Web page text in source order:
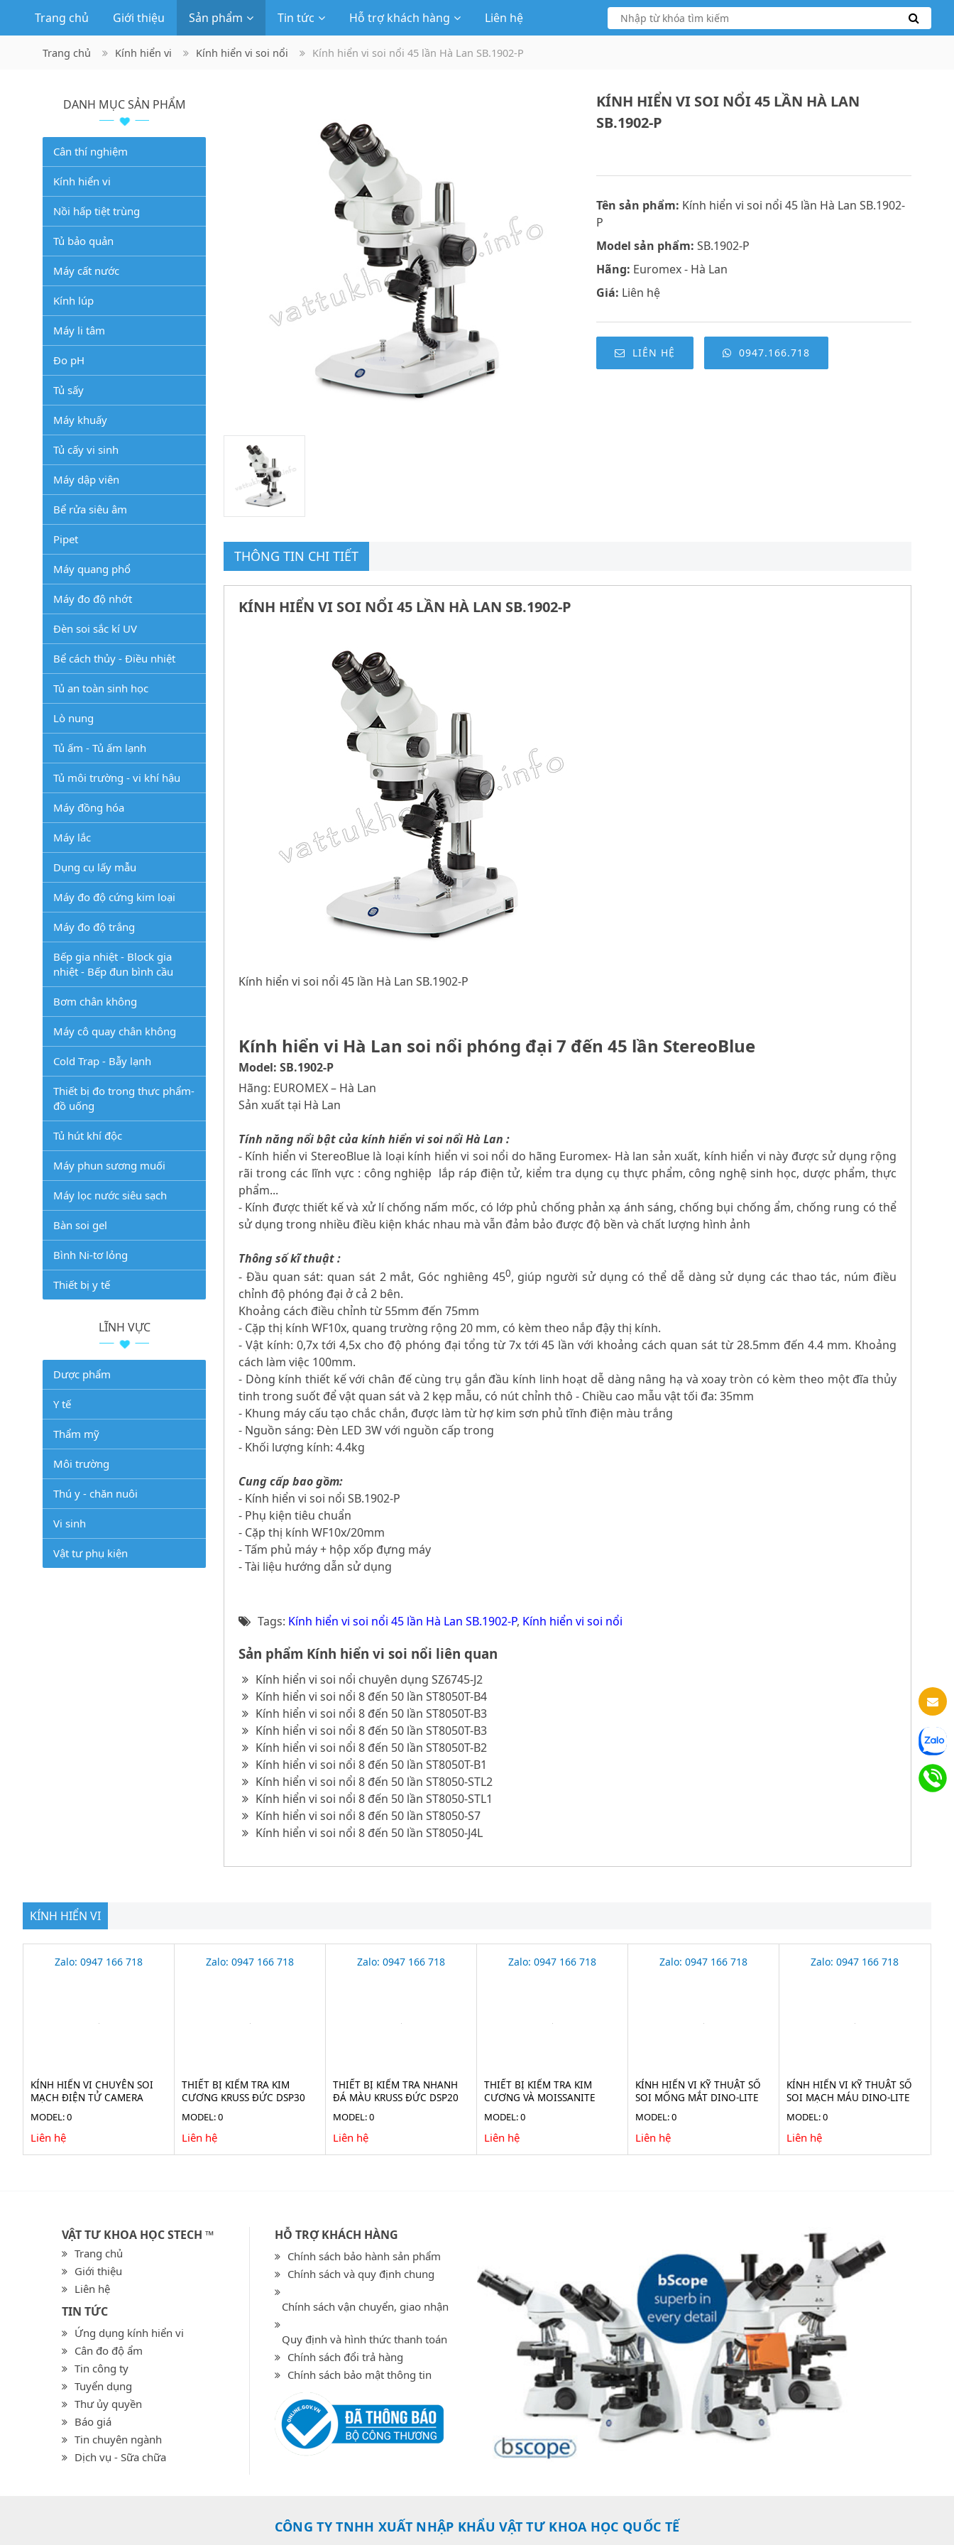
Trang chủ Giới thiệu Sản phẩm Tin tức Hỗ trợ khách hàng Liên hệ
Trang chủ Kính hiển vi Kính hiển vi soi nổi Kính hiển vi soi nổi 45 lần Hà Lan SB.1902-P
KÍNH HIỂN VI SOI NỔI 45 LẦN HÀ LAN
SB.1902-P
Tên sản phẩm: Kính hiển vi soi nổi 45 lần Hà Lan SB.1902-
P
Model sản phẩm: SB.1902-P
Hãng: Euromex - Hà Lan
Giá: Liên hệ
LIÊN HỆ 0947.166.718
THÔNG TIN CHI TIẾT
KÍNH HIỂN VI SOI NỔI 45 LẦN HÀ LAN SB.1902-P
Kính hiển vi soi nổi 45 lần Hà Lan SB.1902-P
Kính hiển vi Hà Lan soi nổi phóng đại 7 đến 45 lần StereoBlue
Model: SB.1902-P
Hãng: EUROMEX – Hà Lan
Sản xuất tại Hà Lan
Tính năng nổi bật của kính hiển vi soi nổi Hà Lan :
- Kính hiển vi StereoBlue là loại kính hiển vi soi nổi do hãng Euromex- Hà lan sản xuất, kính hiển vi này được sử dụng rộng
rãi trong các lĩnh vực : công nghiệp lắp ráp điện tử, kiểm tra dụng cụ thực phẩm, công nghệ sinh học, dược phẩm, thực
phẩm...
- Kính được thiết kế và xử lí chống nấm mốc, có lớp phủ chống phản xạ ánh sáng, chống bụi chống ẩm, chống rung có thể
sử dụng trong nhiều điều kiện khác nhau mà vẫn đảm bảo được độ bền và chất lượng hình ảnh
Thông số kĩ thuật :
- Đầu quan sát: quan sát 2 mắt, Góc nghiêng 450, giúp người sử dụng có thể dễ dàng sử dụng các thao tác, núm điều
chỉnh độ phóng đại ở cả 2 bên.
Khoảng cách điều chỉnh từ 55mm đến 75mm
- Cặp thị kính WF10x, quang trường rộng 20 mm, có kèm theo nắp đậy thị kính.
- Vật kính: 0,7x tới 4,5x cho độ phóng đại tổng từ 7x tới 45 lần với khoảng cách quan sát từ 28.5mm đến 4.4 mm. Khoảng
cách làm việc 100mm.
- Dòng kính thiết kế với chân đế cùng trụ gắn đầu kính linh hoạt dễ dàng nâng hạ và xoay tròn có kèm theo một đĩa thủy
tinh trong suốt để vật quan sát và 2 kẹp mẫu, có nút chỉnh thô - Chiều cao mẫu vật tối đa: 35mm
- Khung máy cấu tạo chắc chắn, được làm từ hợ kim sơn phủ tĩnh điện màu trắng
- Nguồn sáng: Đèn LED 3W với nguồn cấp trong
- Khối lượng kính: 4.4kg
Cung cấp bao gồm:
- Kính hiển vi soi nổi SB.1902-P
- Phụ kiện tiêu chuẩn
- Cặp thị kính WF10x/20mm
- Tấm phủ máy + hộp xốp đựng máy
- Tài liệu hướng dẫn sử dụng
Tags: Kính hiển vi soi nổi 45 lần Hà Lan SB.1902-P, Kính hiển vi soi nổi
Sản phẩm Kính hiển vi soi nổi liên quan
Kính hiển vi soi nổi chuyên dụng SZ6745-J2
Kính hiển vi soi nổi 8 đến 50 lần ST8050T-B4
Kính hiển vi soi nổi 8 đến 50 lần ST8050T-B3
Kính hiển vi soi nổi 8 đến 50 lần ST8050T-B3
Kính hiển vi soi nổi 8 đến 50 lần ST8050T-B2
Kính hiển vi soi nổi 8 đến 50 lần ST8050T-B1
Kính hiển vi soi nổi 8 đến 50 lần ST8050-STL2
Kính hiển vi soi nổi 8 đến 50 lần ST8050-STL1
Kính hiển vi soi nổi 8 đến 50 lần ST8050-S7
Kính hiển vi soi nổi 8 đến 50 lần ST8050-J4L
DANH MỤC SẢN PHẨM
Cân thí nghiệm
Kính hiển vi
Nồi hấp tiệt trùng
Tủ bảo quản
Máy cất nước
Kính lúp
Máy li tâm
Đo pH
Tủ sấy
Máy khuấy
Tủ cấy vi sinh
Máy dập viên
Bể rửa siêu âm
Pipet
Máy quang phổ
Máy đo độ nhớt
Đèn soi sắc kí UV
Bể cách thủy - Điều nhiệt
Tủ an toàn sinh học
Lò nung
Tủ ấm - Tủ ấm lạnh
Tủ môi trường - vi khí hậu
Máy đồng hóa
Máy lắc
Dụng cụ lấy mẫu
Máy đo độ cứng kim loại
Máy đo độ trắng
Bếp gia nhiệt - Block gia
nhiệt - Bếp đun bình cầu
Bơm chân không
Máy cô quay chân không
Cold Trap - Bẫy lạnh
Thiết bị đo trong thực phẩm-
đồ uống
Tủ hút khí độc
Máy phun sương muối
Máy lọc nước siêu sạch
Bàn soi gel
Bình Ni-tơ lỏng
Thiết bị y tế
LĨNH VỰC
Dược phẩm
Y tế
Thẩm mỹ
Môi trường
Thú y - chăn nuôi
Vi sinh
Vật tư phụ kiện
KÍNH HIỂN VI
Zalo: 0947 166 718
KÍNH HIỂN VI CHUYÊN SOI
MẠCH ĐIỆN TỬ CAMERA
MODEL: 0
Liên hệ
Zalo: 0947 166 718
THIẾT BỊ KIỂM TRA KIM
CƯƠNG KRUSS ĐỨC DSP30
MODEL: 0
Liên hệ
Zalo: 0947 166 718
THIẾT BỊ KIỂM TRA NHANH
ĐÁ MÀU KRUSS ĐỨC DSP20
MODEL: 0
Liên hệ
Zalo: 0947 166 718
THIẾT BỊ KIỂM TRA KIM
CƯƠNG VÀ MOISSANITE
MODEL: 0
Liên hệ
Zalo: 0947 166 718
KÍNH HIỂN VI KỸ THUẬT SỐ
SOI MỐNG MẮT DINO-LITE
MODEL: 0
Liên hệ
Zalo: 0947 166 718
KÍNH HIỂN VI KỸ THUẬT SỐ
SOI MẠCH MÁU DINO-LITE
MODEL: 0
Liên hệ
VẬT TƯ KHOA HỌC STECH ™
Trang chủ
Giới thiệu
Liên hệ
TIN TỨC
Ứng dụng kính hiển vi
Cân đo độ ẩm
Tin công ty
Tuyển dụng
Thư ủy quyền
Báo giá
Tin chuyên ngành
Dịch vụ - Sữa chữa
HỖ TRỢ KHÁCH HÀNG
Chính sách bảo hành sản phẩm
Chính sách và quy định chung
Chính sách vận chuyển, giao nhận
Quy định và hình thức thanh toán
Chính sách đổi trả hàng
Chính sách bảo mật thông tin
CÔNG TY TNHH XUẤT NHẬP KHẨU VẬT TƯ KHOA HỌC QUỐC TẾ